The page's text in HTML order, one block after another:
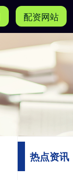
配资网站
热点资讯